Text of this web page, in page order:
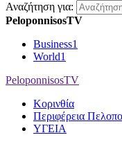
Αναζήτηση για:
PeloponnisosTV
Business1
World1
PeloponnisosTV
Κορινθία
Περιφέρεια
ΥΓΕΙΑ